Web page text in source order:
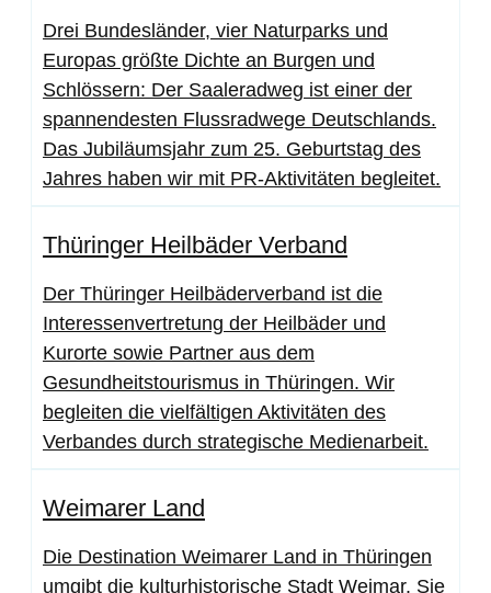
Drei Bundesländer, vier Naturparks und
Europas größte Dichte an Burgen und
Schlössern: Der Saaleradweg ist einer der
spannendesten Flussradwege Deutschlands.
Das Jubiläumsjahr zum 25. Geburtstag des
Jahres haben wir mit PR-Aktivitäten begleitet.
Thüringer Heilbäder Verband
Der Thüringer Heilbäderverband ist die
Interessenvertretung der Heilbäder und
Kurorte sowie Partner aus dem
Gesundheitstourismus in Thüringen. Wir
begleiten die vielfältigen Aktivitäten des
Verbandes durch strategische Medienarbeit.
Weimarer Land
Die Destination Weimarer Land in Thüringen
umgibt die kulturhistorische Stadt Weimar. Sie